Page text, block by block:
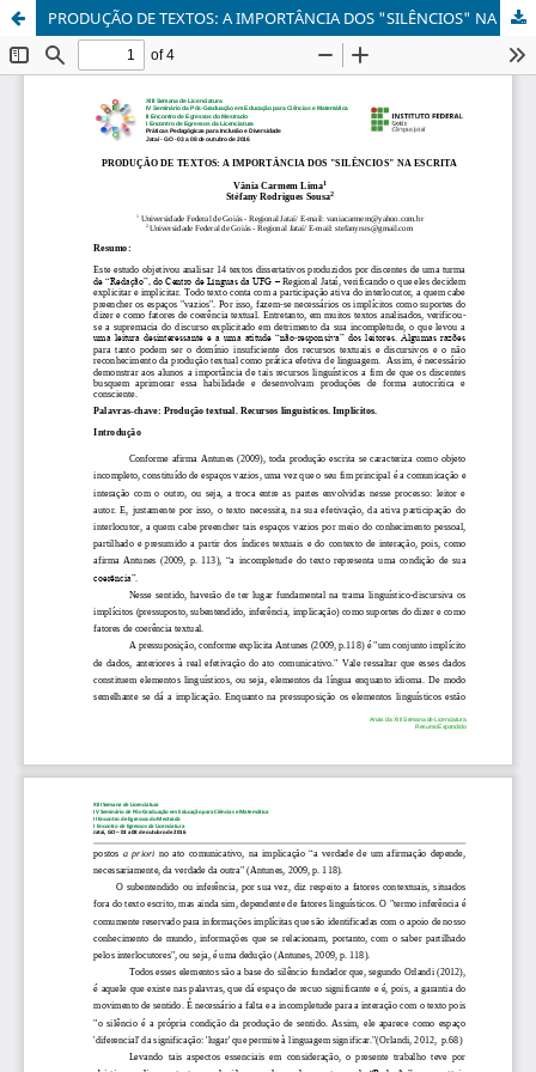
PRODUÇÃO DE TEXTOS: A IMPORTÂNCIA DOS "SILÊNCIOS" NA ESCRITA